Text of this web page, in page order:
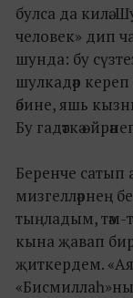
булса да килә.
человек» дип
шунда: бу
шулкадәр кереп
әбине, яшь
Бу гадәткә
Беренче сатып
мизгелләрнең
тыңладым, тәм-
кына җавап
җиткердем.